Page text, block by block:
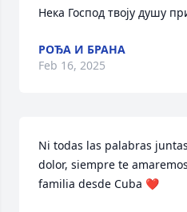
Нека Господ твоју душу
РОЂА И БРАНА
Feb 16, 2025
Ni todas las palabras
dolor, siempre te
familia desde Cuba ❤️